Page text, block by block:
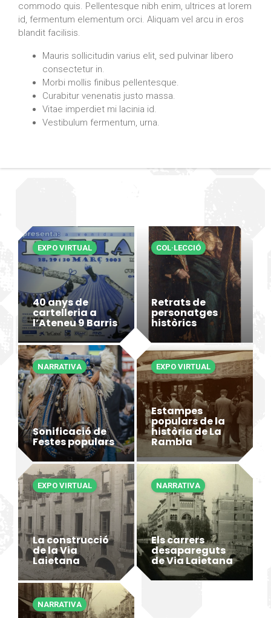
commodo quis. Pellentesque nibh enim, ultrices at lorem
id, fermentum elementum orci. Aliquam vel arcu in eros
blandit facilisis.
Mauris sollicitudin varius elit, sed pulvinar libero
consectetur in.
Morbi mollis finibus pellentesque.
Curabitur venenatis justo massa.
Vitae imperdiet mi lacinia id.
Vestibulum fermentum, urna.
40 anys de
cartelleria a
l’Ateneu 9 Barris
EXPO VIRTUAL
Retrats de
personatges
històrics
COL·LECCIÓ
Sonificació de
Festes populars
NARRATIVA
Estampes
populars de la
història de La
Rambla
EXPO VIRTUAL
La construcció
de la Via
Laietana
EXPO VIRTUAL
Els carrers
desapareguts
de Via Laietana
NARRATIVA
NARRATIVA